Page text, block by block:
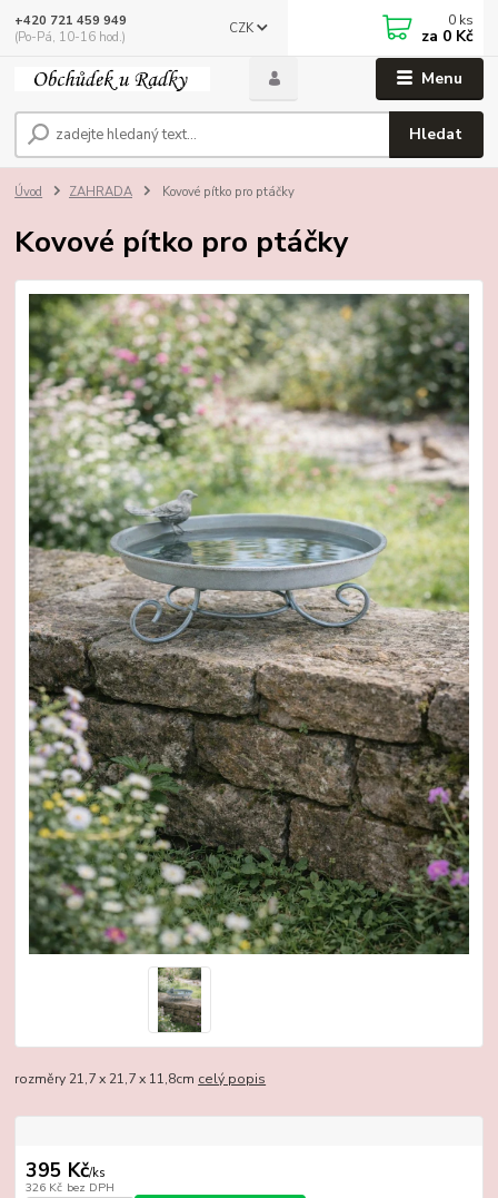
Menu
CZK
Hledat
+420 721 459 949
(Po-Pá, 10-16 hod.)
0 ks
za 0 Kč
Úvod ZAHRADA Kovové pítko pro ptáčky
Kovové pítko pro ptáčky
rozměry 21,7 x 21,7 x 11,8cm celý popis
395 Kč/ks
326 Kč bez DPH